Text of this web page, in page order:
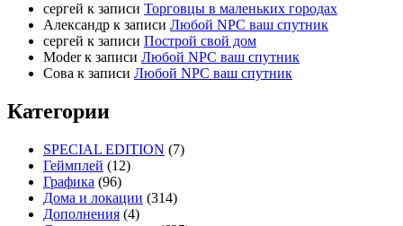
cергей к записи Торговцы в маленьких городах
Александр к записи Любой NPC ваш спутник
cергей к записи Построй свой дом
Moderк записи Любой NPC ваш спутник
Сова к записи Любой NPC ваш спутник
Категории
SPECIAL EDITION (7)
Геймплей (12)
Графика (96)
Дома и локации (314)
Дополнения (4)